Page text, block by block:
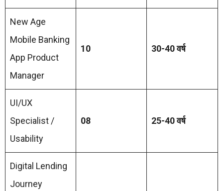
New Age
Mobile Banking
App Product
Manager
10 30-40 वर्ष
UI/UX
Specialist /
Usability
08 25-40 वर्ष
Digital Lending
Journey